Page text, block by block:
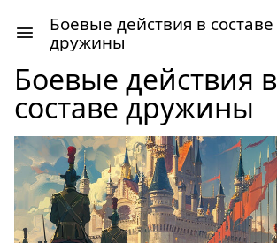
Боевые действия в составе
дружины
Боевые действия в
составе дружины